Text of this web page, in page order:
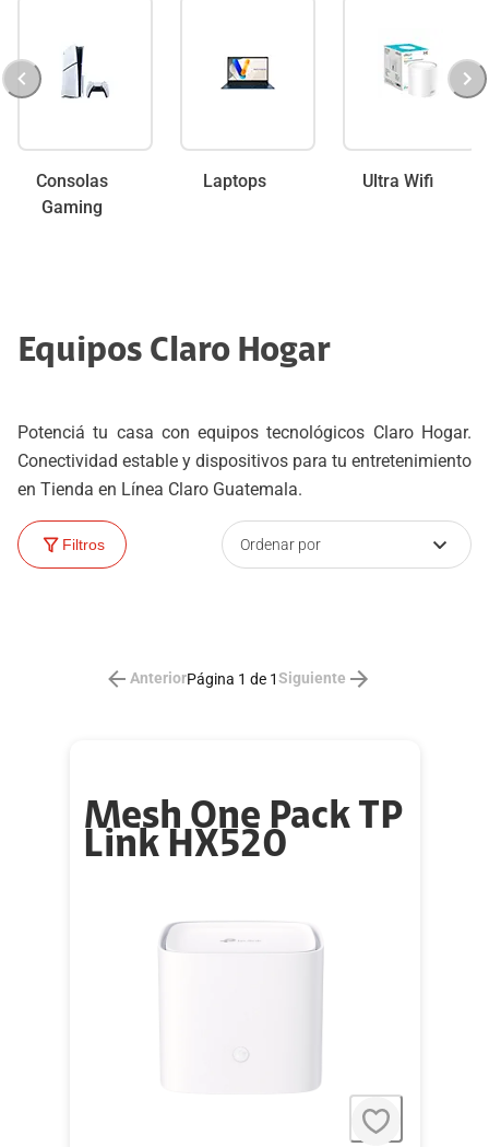
Consolas
Gaming
Laptops Ultra Wifi
Equipos Claro Hogar
Potenciá tu casa con equipos tecnológicos Claro Hogar.
Conectividad estable y dispositivos para tu entretenimiento
en Tienda en Línea Claro Guatemala.
Filtros Ordenar por
AnteriorPágina 1 de 1Siguiente
Mesh One Pack TP
Link HX520